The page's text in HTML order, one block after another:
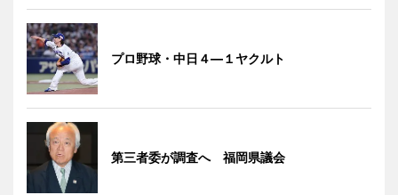
プロ野球・中日４―１ヤクルト
第三者委が調査へ 福岡県議会